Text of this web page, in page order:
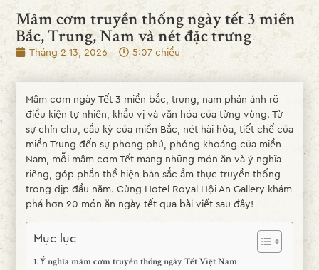
Mâm cơm truyền thống ngày tết 3 miền
Bắc, Trung, Nam và nét đặc trưng
Tháng 2 13, 2026 5:07 chiều
Mâm cơm ngày Tết 3 miền bắc, trung, nam phản ánh rõ
điều kiện tự nhiên, khẩu vị và văn hóa của từng vùng. Từ
sự chỉn chu, cầu kỳ của miền Bắc, nét hài hòa, tiết chế của
miền Trung đến sự phong phú, phóng khoáng của miền
Nam, mỗi mâm cơm Tết mang những món ăn và ý nghĩa
riêng, góp phần thể hiện bản sắc ẩm thực truyền thống
trong dịp đầu năm. Cùng Hotel Royal Hội An Gallery khám
phá hơn 20 món ăn ngày tết qua bài viết sau đây!
Mục lục
Ý nghĩa mâm cơm truyền thống ngày Tết Việt Nam